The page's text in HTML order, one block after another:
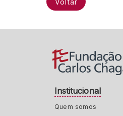
Institucional
Quem somos